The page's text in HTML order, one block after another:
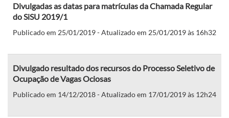
Divulgadas as datas para matrículas da Chamada Regular
do SiSU 2019/1
Publicado em 25/01/2019 - Atualizado em 25/01/2019 às 16h32
Divulgado resultado dos recursos do Processo Seletivo de
Ocupação de Vagas Ociosas
Publicado em 14/12/2018 - Atualizado em 17/01/2019 às 12h24